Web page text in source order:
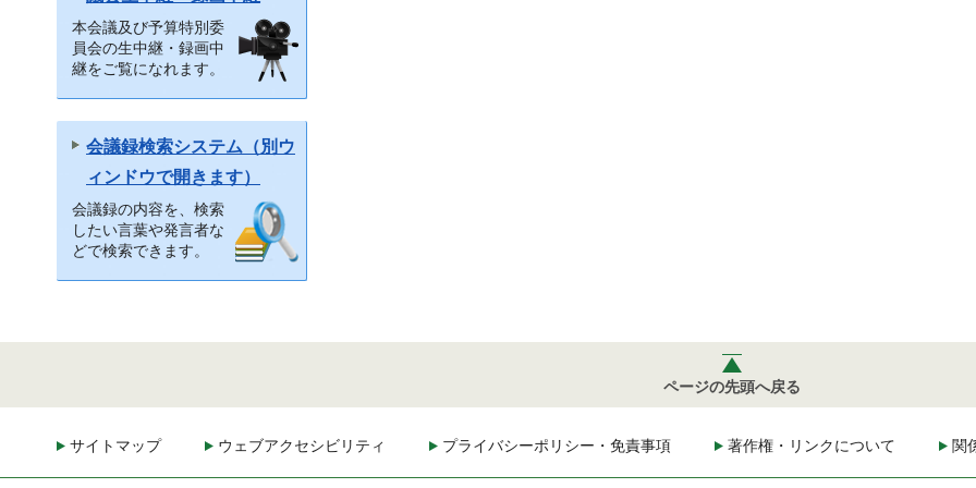
本会議及び予算特別委
員会の生中継・録画中
継をご覧になれます。
会議録検索システム（別ウ
ィンドウで開きます）
会議録の内容を、検索
したい言葉や発言者な
どで検索できます。
ページの先頭へ戻る
サイトマップ ウェブアクセシビリティ プライバシーポリシー・免責事項 著作権・リンクについて 関